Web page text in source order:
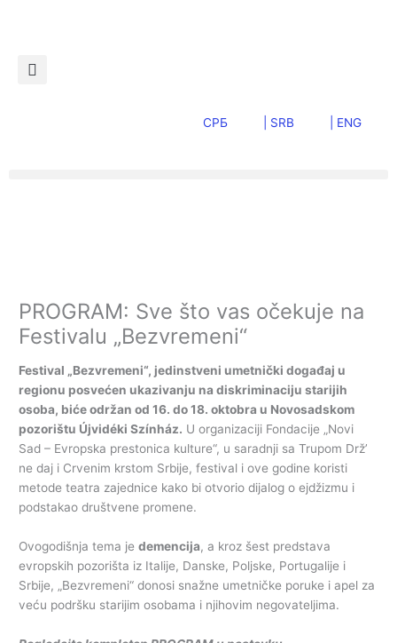
СРБ | SRB | ENG
PROGRAM: Sve što vas očekuje na
Festivalu „Bezvremeni“
Festival „Bezvremeni“, jedinstveni umetnički događaj u
regionu posvećen ukazivanju na diskriminaciju starijih
osoba, biće održan od 16. do 18. oktobra u Novosadskom
pozorištu Újvidéki Színház. U organizaciji Fondacije „Novi
Sad – Evropska prestonica kulture“, u saradnji sa Trupom Drž’
ne daj i Crvenim krstom Srbije, festival i ove godine koristi
metode teatra zajednice kako bi otvorio dijalog o ejdžizmu i
podstakao društvene promene.
Ovogodišnja tema jedemencija, a kroz šest predstava
evropskih pozorišta iz Italije, Danske, Poljske, Portugalije i
Srbije, „Bezvremeni“ donosi snažne umetničke poruke i apel za
veću podršku starijim osobama i njihovim negovateljima.